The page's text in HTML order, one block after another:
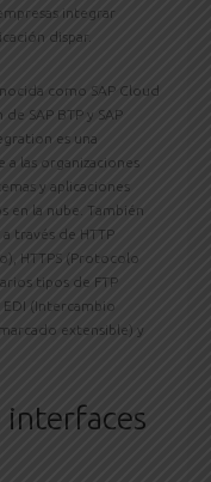
integrar
dispar.
como SAP Cloud
SAP BTP y SAP
es una
a las organizaciones
y aplicaciones
​​en la nube. También
través de HTTP
HTTPS (Protocolo
tipos de FTP
(Intercambio
extensible) y
interfaces